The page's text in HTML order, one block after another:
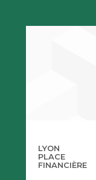
LYON
PLACE
FINANCIÈRE